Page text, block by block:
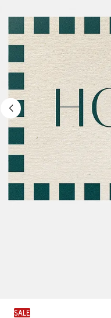
SALE